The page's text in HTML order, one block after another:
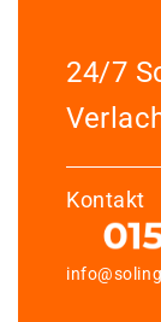
24/7
Kontakt